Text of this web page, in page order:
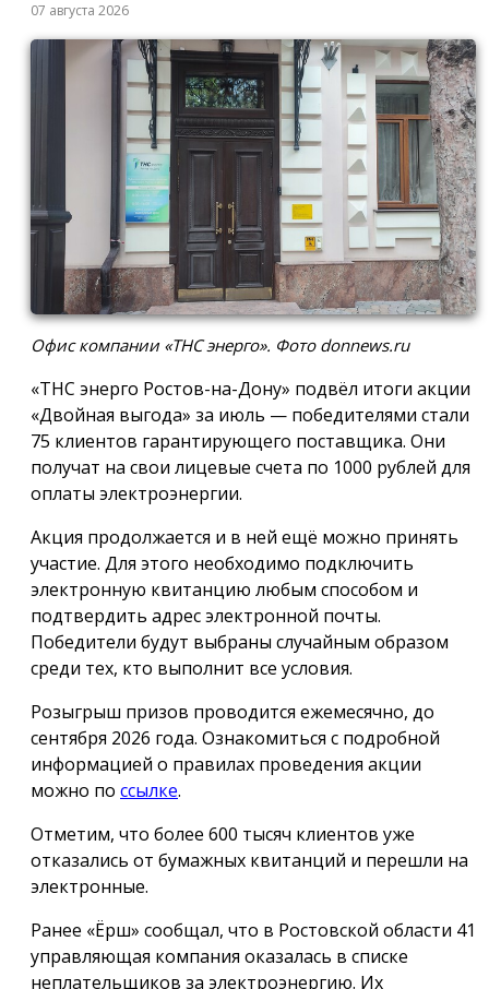
07 августа 2026
Офис компании «ТНС энерго». Фото donnews.ru
«ТНС энерго Ростов-на-Дону» подвёл итоги акции
«Двойная выгода» за июль — победителями стали
75 клиентов гарантирующего поставщика. Они
получат на свои лицевые счета по 1000 рублей для
оплаты электроэнергии.
Акция продолжается и в ней ещё можно принять
участие. Для этого необходимо подключить
электронную квитанцию любым способом и
подтвердить адрес электронной почты.
Победители будут выбраны случайным образом
среди тех, кто выполнит все условия.
Розыгрыш призов проводится ежемесячно, до
сентября 2026 года. Ознакомиться с подробной
информацией о правилах проведения акции
можно по ссылке.
Отметим, что более 600 тысяч клиентов уже
отказались от бумажных квитанций и перешли на
электронные.
Ранее «Ёрш» сообщал, что в Ростовской области 41
управляющая компания оказалась в списке
неплательщиков за электроэнергию. Их